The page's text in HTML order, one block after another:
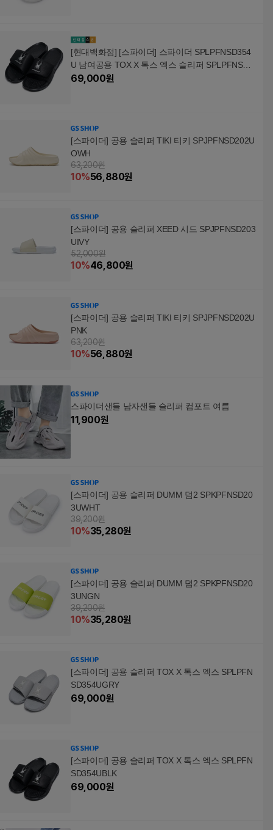
[현대백화점] [스파이더] 스파이더 SPLPFNSD354
U 남여공용 TOX X 톡스 엑스 슬리퍼 SPLPFNSD3
54U
69,000원
[스파이더] 공용 슬리퍼 TIKI 티키 SPJPFNSD202U
OWH
63,200원
10%56,880원
[스파이더] 공용 슬리퍼 XEED 시드 SPJPFNSD203
UIVY
52,000원
10%46,800원
[스파이더] 공용 슬리퍼 TIKI 티키 SPJPFNSD202U
PNK
63,200원
10%56,880원
스파이더샌들 남자샌들 슬리퍼 컴포트 여름
11,900원
[스파이더] 공용 슬리퍼 DUMM 덤2 SPKPFNSD20
3UWHT
39,200원
10%35,280원
[스파이더] 공용 슬리퍼 DUMM 덤2 SPKPFNSD20
3UNGN
39,200원
10%35,280원
[스파이더] 공용 슬리퍼 TOX X 톡스 엑스 SPLPFN
SD354UGRY
69,000원
[스파이더] 공용 슬리퍼 TOX X 톡스 엑스 SPLPFN
SD354UBLK
69,000원